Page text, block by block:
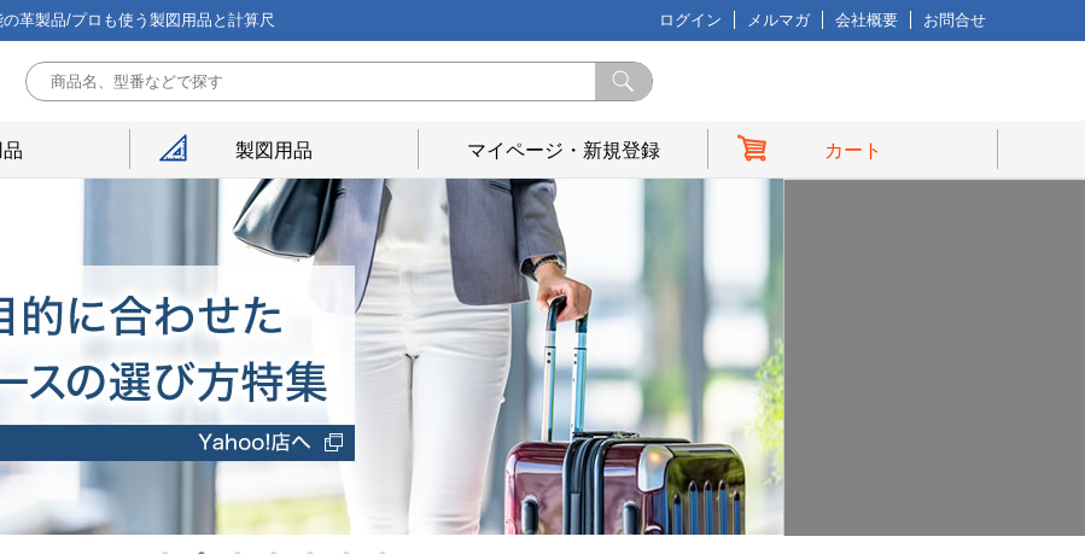
革製品/プロも使う製図用品と計算尺 ログイン メルマガ 会社概要 お問合せ
製図用品 マイページ・新規登録 カート